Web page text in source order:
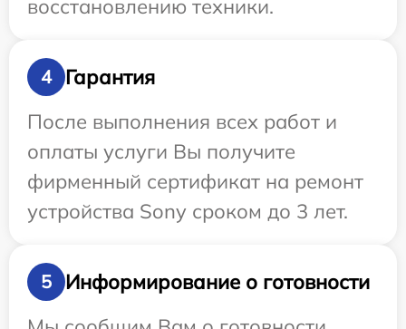
восстановлению техники.
4
Гарантия
После выполнения всех работ и
оплаты услуги Вы получите
фирменный сертификат на ремонт
устройства Sony сроком до 3 лет.
5
Информирование о готовности